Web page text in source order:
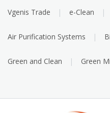
Vgenis Trade e-Clean
Air Purification Systems
Green and Clean Green